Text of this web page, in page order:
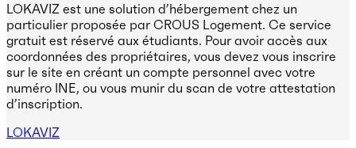
LOKAVIZ est une solution d’hébergement chez un
particulier proposée par CROUS Logement. Ce service
gratuit est réservé aux étudiants. Pour avoir accès aux
coordonnées des propriétaires, vous devez vous inscrire
sur le site en créant un compte personnel avec votre
numéro INE, ou vous munir du scan de votre attestation
d’inscription.
LOKAVIZ